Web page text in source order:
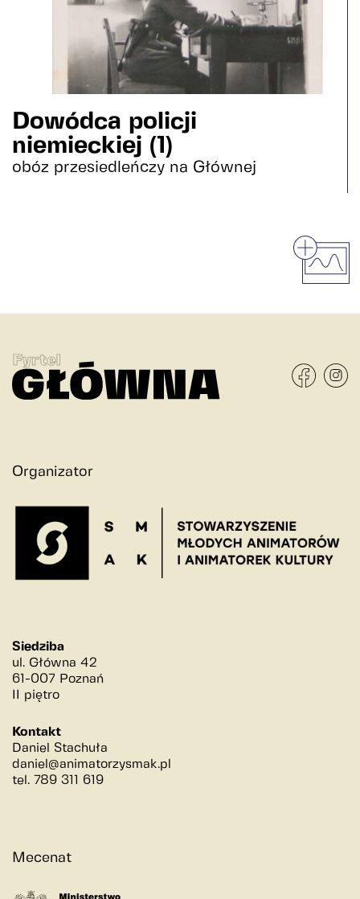
Dowódca policji
niemieckiej (1)
obóz przesiedleńczy na Głównej
Organizator
Siedziba
ul. Główna 42
61-007 Poznań
II piętro
Kontakt
Daniel Stachuła
daniel@animatorzysmak.pl
tel. 789 311 619
Mecenat